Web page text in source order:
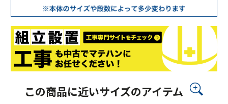
この商品に近いサイズのアイテム